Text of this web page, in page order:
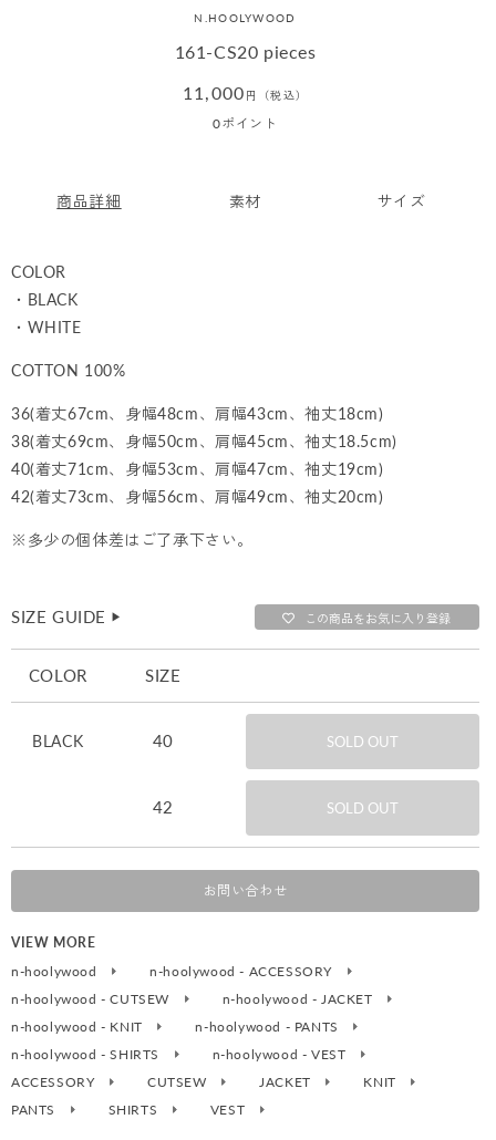
N.HOOLYWOOD
161-CS20 pieces
通
11,000 円（税込）
0ポイント
商品詳細 素材 サイズ
COLOR
・BLACK
・WHITE
COTTON 100%
36(着丈67cm、身幅48cm、肩幅43cm、袖丈18cm)
38(着丈69cm、身幅50cm、肩幅45cm、袖丈18.5cm)
40(着丈71cm、身幅53cm、肩幅47cm、袖丈19cm)
42(着丈73cm、身幅56cm、肩幅49cm、袖丈20cm)
※多少の個体差はご了承下さい。
SIZE GUIDE ▶︎ この商品をお気に入り登録
COLOR SIZE
BLACK 40 SOLD OUT
42 SOLD OUT
お問い合わせ
VIEW MORE
n-hoolywood
n-hoolywood - ACCESSORY
n-hoolywood - CUTSEW
n-hoolywood - JACKET
n-hoolywood - KNIT
n-hoolywood - PANTS
n-hoolywood - SHIRTS
n-hoolywood - VEST
ACCESSORY
CUTSEW JACKET
KNIT
PANTS
SHIRTS VEST